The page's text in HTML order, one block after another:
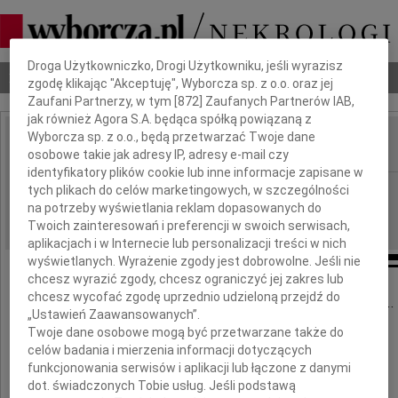
Nekrologi Odeszli Poradnik pogrzebowy
IMIĘ I NAZWISKO:
REGION: Łódź
DATA EMISJI: 18.05.2010
... nie umiera ten, kto trwa w pamięci żywych...
Serdeczne wyrazy współczucia
Dbamy o Twoją prywatność
Droga Użytkowniczko, Drogi Użytkowniku, jeśli wyrazisz
zgodę klikając "Akceptuję", Wyborcza sp. z o.o. oraz jej
Zaufani Partnerzy, w tym [872 ] Zaufanych Partnerów IAB,
jak również Agora S.A. będąca spółką powiązaną z
Wyborcza sp. z o.o., będą przetwarzać Twoje dane
osobowe takie jak adresy IP, adresy e-mail czy
identyfikatory plików cookie lub inne informacje zapisane w
tych plikach do celów marketingowych, w szczególności
na potrzeby wyświetlania reklam dopasowanych do
Twoich zainteresowań i preferencji w swoich serwisach,
aplikacjach i w Internecie lub personalizacji treści w nich
wyświetlanych. Wyrażenie zgody jest dobrowolne. Jeśli nie
chcesz wyrazić zgody, chcesz ograniczyć jej zakres lub
chcesz wycofać zgodę uprzednio udzieloną przejdź do
„Ustawień Zaawansowanych”.
Twoje dane osobowe mogą być przetwarzane także do
celów badania i mierzenia informacji dotyczących
funkcjonowania serwisów i aplikacji lub łączone z danymi
dot. świadczonych Tobie usług. Jeśli podstawą